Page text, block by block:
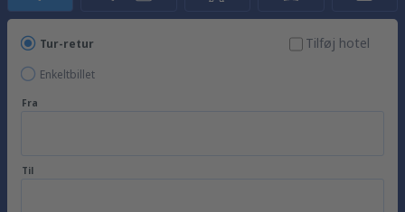
Tur-retur
Enkeltbillet
Tilføj hotel
Fra
Til